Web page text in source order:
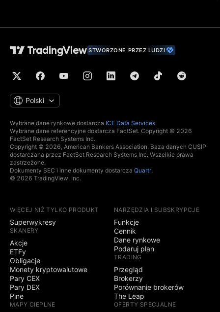
STWORZONE PRZEZ LUDZI
Polski
Wybrane dane rynkowe dostarcza ICE Data Services.
Wybrane dane referencyjne dostarcza FactSet. Copyright © 2026
FactSet Research Systems Inc.
Copyright © 2026, American Bankers Association. Baza danych CUSIP
dostarczana przez FactSet Research Systems Inc. Wszelkie prawa
zastrzeżone.
Dokumenty SEC i inne dokumenty dostarcza Quartr.
© 2026 TradingView, Inc.
WIĘCEJ NIŻ TYLKO PRODUKT
Superwykresy
SKANERY
Akcje
ETFy
Obligacje
Monety kryptowalutowe
Pary CEX
Pary DEX
Pine
MAPY CIEPLNE
NARZĘDZIA I SUBSKRYPCJE
Funkcje
Cennik
Dane rynkowe
Podaruj plan
TRADING
Przegląd
Brokerzy
Porównanie brokerów
The Leap
OFERTY SPECJALNE